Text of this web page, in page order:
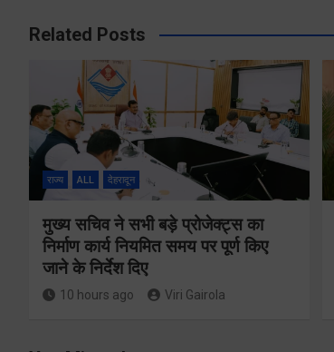
Related Posts
राज्य ALL देहरादून
मुख्य सचिव ने सभी बड़े प्रोजेक्ट्स का
निर्माण कार्य नियमित समय पर पूर्ण किए
जाने के निर्देश दिए
10 hours ago Viri Gairola